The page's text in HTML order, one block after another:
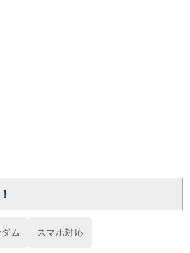
ム スマホ対応